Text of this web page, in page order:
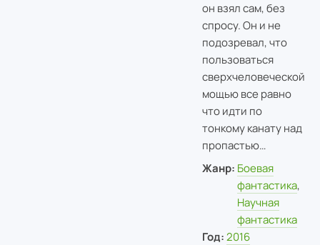
он взял сам, без
спросу. Он и не
подозревал, что
пользоваться
сверхчеловеческой
мощью все равно
что идти по
тонкому канату над
пропастью…
Жанр: Боевая
фантастика,
Научная
фантастика
Год: 2016